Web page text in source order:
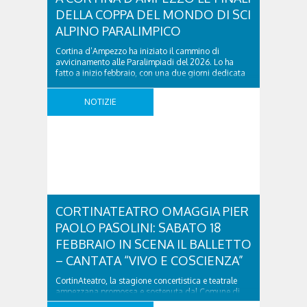
DELLA COPPA DEL MONDO DI SCI
ALPINO PARALIMPICO
Cortina d’Ampezzo ha iniziato il cammino di
avvicinamento alle Paralimpiadi del 2026. Lo ha
fatto a inizio febbraio, con una due giorni dedicata
del mondo di sci alpino, discipline tecniche, vale a
dire gigante ..
NOTIZIE
CORTINATEATRO OMAGGIA PIER
PAOLO PASOLINI: SABATO 18
FEBBRAIO IN SCENA IL BALLETTO
– CANTATA “VIVO E COSCIENZA”
CortinAteatro, la stagione concertistica e teatrale
ampezzana promossa e sostenuta dal Comune di
Cortina d’Ampezzo, ideata e coordinata